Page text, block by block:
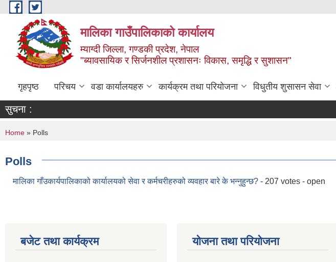
Skip to main content
मालिका गाउँपालिकाको कार्यालय
म्याग्दी जिल्ला, गण्डकी प्रदेश, नेपाल
"ब्यावसायिक र सिर्जनशील प्रशासनः विकास, समृद्धि र सुशासन"
गृहपृष्ठ परिचय वडा कार्यालयहरु कार्यक्रम तथा परियोजना विधुतीय शुसासन सेवा
सुचना :
You are here
Home » Polls
Polls
मालिका गाँउकार्यपालिकाको कार्यालयको सेवा र कर्मचरीहरुको व्यवहार बारे के भन्नुहुन्छ? - 207 votes - open
बजेट तथा कार्यक्रम योजना तथा परियोजना